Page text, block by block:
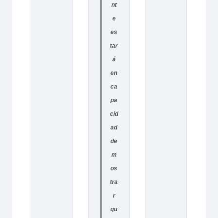
nt
e
es
tar
á
en
ca
pa
cid
ad
de
m
os
tra
r
qu